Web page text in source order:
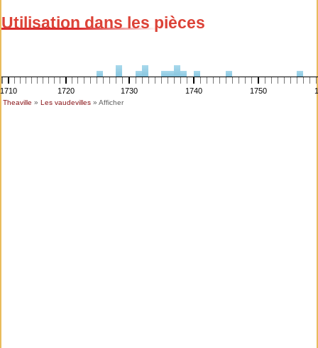
Utilisation dans les pièces
1710 1720 1730 1740 1750
Theaville » Les vaudevilles» Afficher